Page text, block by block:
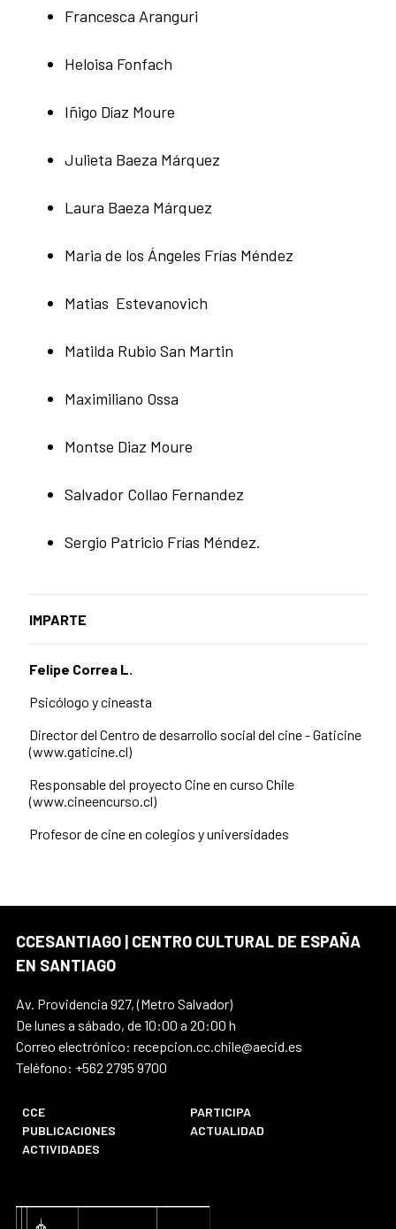
Francesca Aranguri
Heloisa Fonfach
Iñigo Díaz Moure
Julieta Baeza Márquez
Laura Baeza Márquez
Maria de los Ángeles Frías Méndez
Matias Estevanovich
Matilda Rubio San Martin
Maximiliano Ossa
Montse Diaz Moure
Salvador Collao Fernandez
Sergio Patricio Frías Méndez.
IMPARTE
Felipe Correa L.
Psicólogo y cineasta
Director del Centro de desarrollo social del cine - Gaticine
(www.gaticine.cl)
Responsable del proyecto Cine en curso Chile
(www.cineencurso.cl)
Profesor de cine en colegios y universidades
CCESANTIAGO | CENTRO CULTURAL DE ESPAÑA
EN SANTIAGO
Av. Providencia 927, (Metro Salvador)
De lunes a sábado, de 10:00 a 20:00 h
Correo electrónico: recepcion.cc.chile@aecid.es
Teléfono: +562 2795 9700
CCE
PARTICIPA
PUBLICACIONES
ACTUALIDAD
ACTIVIDADES